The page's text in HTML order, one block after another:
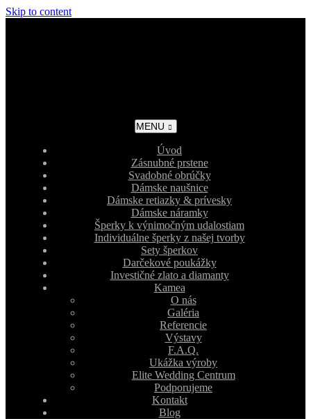
Skip to content
MENU
Úvod
Zásnubné prstene
Svadobné obrúčky
Dámske naušnice
Dámske retiazky & prívesky
Dámske náramky
Šperky k výnimočným udalostiam
Individuálne šperky z našej tvorby
Sety šperkov
Darčekové poukážky
Investičné zlato a diamanty
Kamea
O nás
Galéria
Referencie
Výstavy
F.A.Q.
Ukážka výroby
Elite Wedding Centrum
Podporujeme
Kontakt
Blog